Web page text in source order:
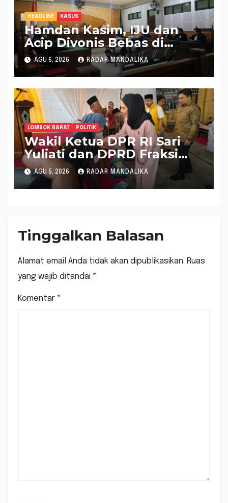
HEADLINE KASUS
Hamdan Kasim, IJU dan
Acip Divonis Bebas di
Kasus Dugaan Gratifikasi
DPRD NTB, Kuasa Hukum:
Putusan Bersifat Final
AGU 6, 2026 RADAR MANDALIKA
LOMBOK BARAT POLITIK
Wakil Ketua DPR RI Sari
Yuliati dan DPRD Fraksi
Golkar Kolaborasi
Alokasikan Ratusan Unit
Bantuan RTLH
AGU 5, 2026 RADAR MANDALIKA
Tinggalkan Balasan
Alamat email Anda tidak akan dipublikasikan. Ruas
yang wajib ditandai *
Komentar *